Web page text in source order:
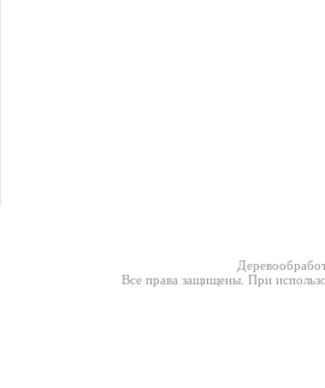
Все права защищены. При